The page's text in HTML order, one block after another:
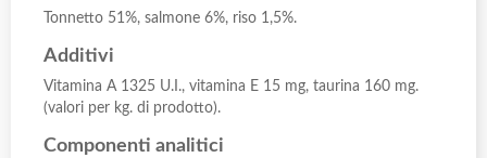
Tonnetto 51%, salmone 6%, riso 1,5%.
Additivi
Vitamina A 1325 U.I., vitamina E 15 mg, taurina 160 mg.
(valori per kg. di prodotto).
Componenti analitici